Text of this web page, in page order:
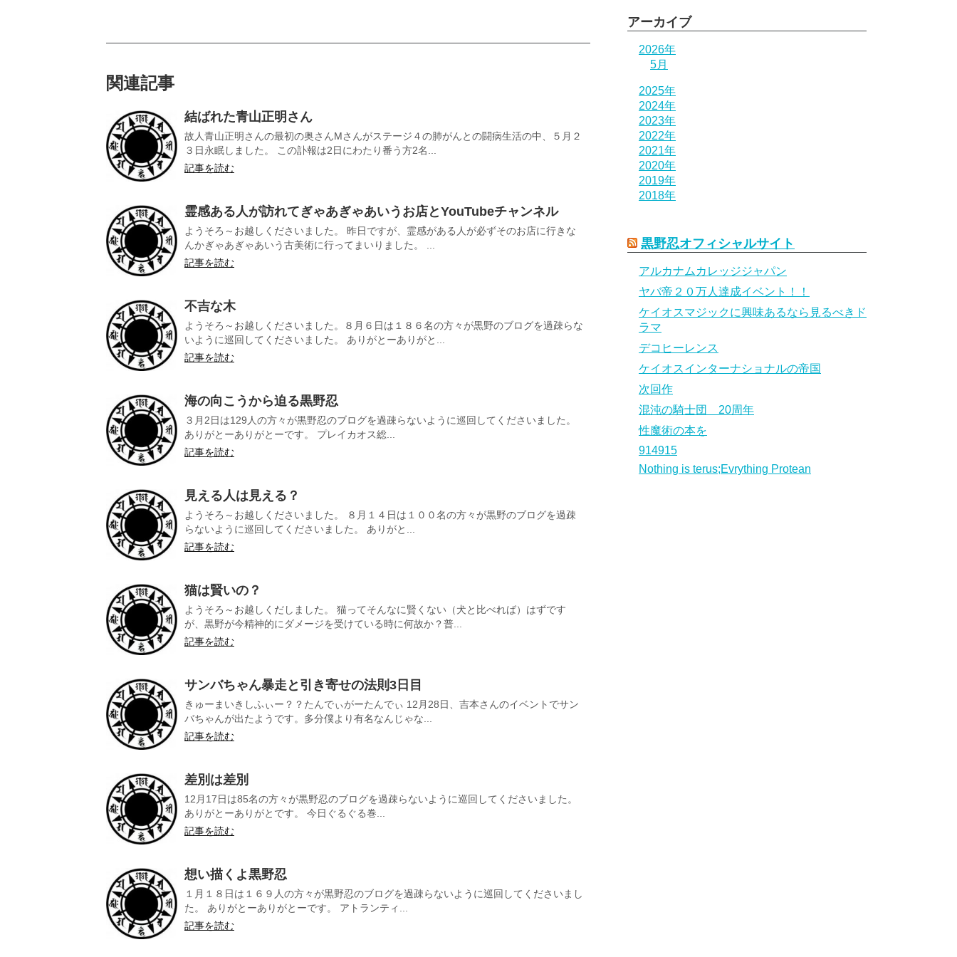
関連記事
結ばれた青山正明さん
故人青山正明さんの最初の奥さんMさんがステージ４の肺がんとの闘病生活の中、５月２
３日永眠しました。 この訃報は2日にわたり番う方2名...
記事を読む
霊感ある人が訪れてぎゃあぎゃあいうお店とYouTubeチャンネル
ようそろ～お越しくださいました。 昨日ですが、霊感がある人が必ずそのお店に行きな
んかぎゃあぎゃあいう古美術に行ってまいりました。 ...
記事を読む
不吉な木
ようそろ～お越しくださいました。８月６日は１８６名の方々が黒野のブログを過疎らな
いように巡回してくださいました。 ありがとーありがと...
記事を読む
海の向こうから迫る黒野忍
３月2日は129人の方々が黒野忍のブログを過疎らないように巡回してくださいました。
ありがとーありがとーです。 プレイカオス総...
記事を読む
見える人は見える？
ようそろ～お越しくださいました。 ８月１４日は１００名の方々が黒野のブログを過疎
らないように巡回してくださいました。 ありがと...
記事を読む
猫は賢いの？
ようそろ～お越しくだしました。 猫ってそんなに賢くない（犬と比べれば）はずです
が、黒野が今精神的にダメージを受けている時に何故か？普...
記事を読む
サンバちゃん暴走と引き寄せの法則3日目
きゅーまいきしふぃー？？たんでぃがーたんでぃ 12月28日、吉本さんのイベントでサン
バちゃんが出たようです。多分僕より有名なんじゃな...
記事を読む
差別は差別
12月17日は85名の方々が黒野忍のブログを過疎らないように巡回してくださいました。
ありがとーありがとです。 今日ぐるぐる巻...
記事を読む
想い描くよ黒野忍
１月１８日は１６９人の方々が黒野忍のブログを過疎らないように巡回してくださいまし
た。 ありがとーありがとーです。 アトランティ...
記事を読む
アーカイブ
2026年
5月
2025年
2024年
2023年
2022年
2021年
2020年
2019年
2018年
黒野忍オフィシャルサイト
アルカナムカレッジジャパン
ヤバ帝２０万人達成イベント！！
ケイオスマジックに興味あるなら見るべきド
ラマ
デコヒーレンス
ケイオスインターナショナルの帝国
次回作
混沌の騎士団 20周年
性魔術の本を
914915
Nothing is terus;Evrything Protean